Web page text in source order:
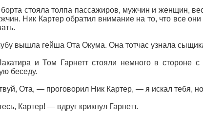
стояла толпа пассажиров, мужчин и женщин,
Ник Картер обратил внимание на то, что все
вышла гейша Ота Окума. Она тотчас узнала
и Том Гарнетт стояли немного в стороне
беседу.
Ота, — проговорил Ник Картер, — я искал тебя,
Картер! — вдруг крикнул Гарнетт.